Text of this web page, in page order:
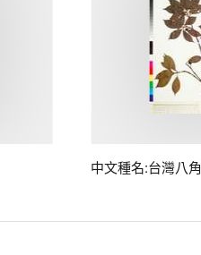
中文種名:台灣八角